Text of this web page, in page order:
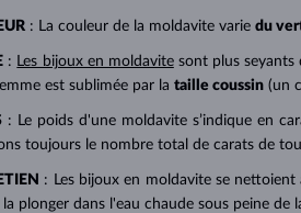
: La couleur de la moldavite varie du
: Les bijoux en moldavitesont plus seyants
est sublimée par la taille coussin (un
: Le poids d'une moldavite s’indique en
toujours le nombre total de carats de
: Les bijoux en moldavite se
la plonger dans l'eau chaude sous peine de